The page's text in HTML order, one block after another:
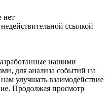
нет
ссылкой
нашими
для анализа событий на
улучшать взаимодействие
Продолжая просмотр